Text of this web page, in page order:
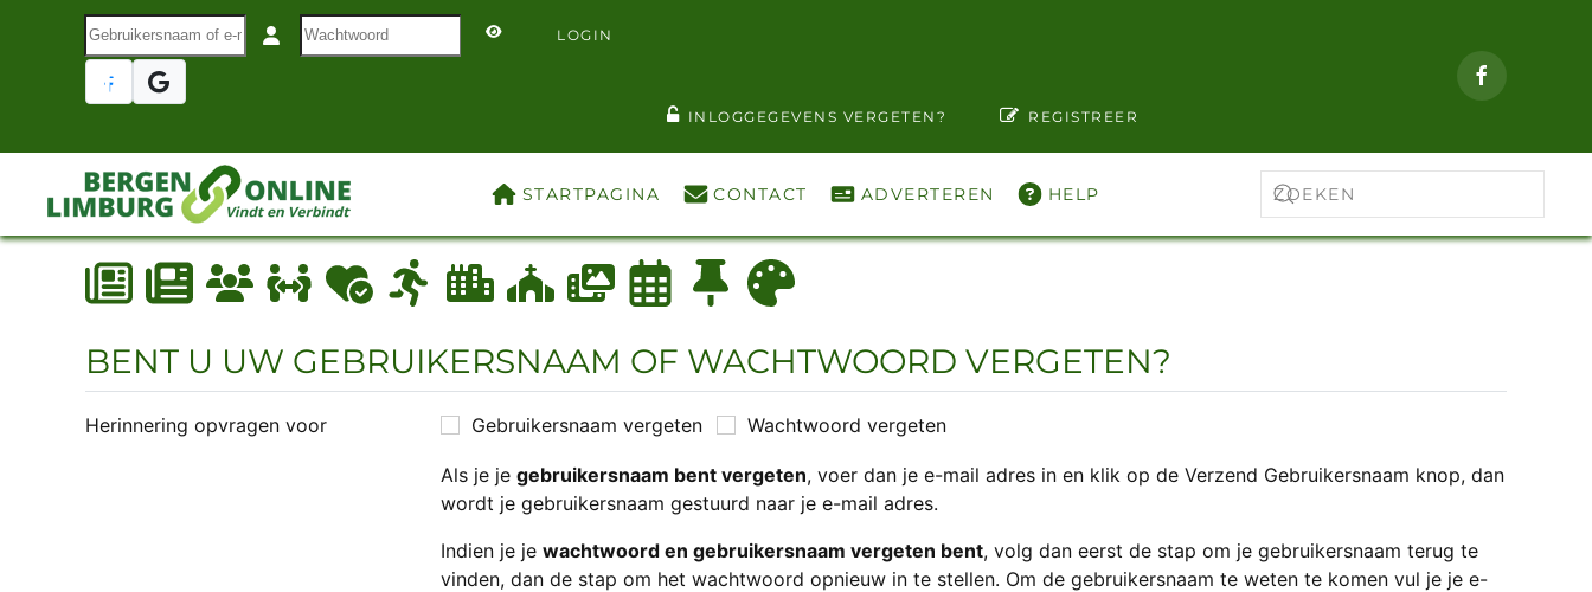
Terug naar hoofdinhoud
Gebruikersnaam of e-mail
LOGIN
INLOGGEGEVENS VERGETEN? REGISTREER
STARTPAGINA CONTACT ADVERTEREN HELP
BENT U UW GEBRUIKERSNAAM OF WACHTWOORD VERGETEN?
Herinnering opvragen voor Gebruikersnaam vergeten Wachtwoord vergeten
Als je je gebruikersnaam bent vergeten, voer dan je e-mail adres in en klik op de Verzend Gebruikersnaam knop, dan
wordt je gebruikersnaam gestuurd naar je e-mail adres.
Indien je je wachtwoord en gebruikersnaam vergeten bent, volg dan eerst de stap om je gebruikersnaam terug te
vinden, dan de stap om het wachtwoord opnieuw in te stellen. Om de gebruikersnaam te weten te komen vul je je e-